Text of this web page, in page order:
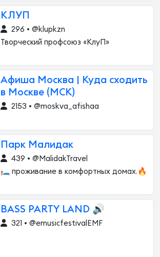
КЛУП
296 • @klupkzn
Творческий профсоюз «КлуП»
Афиша Москва | Куда сходить
в Москве (МСК)
2153 • @moskva_afishaa
Парк Малидак
439 • @MalidakTravel
🛏️ проживание в комфортных домах.🔥
BASS PARTY LAND 🔊
321 • @emusicfestivalEMF